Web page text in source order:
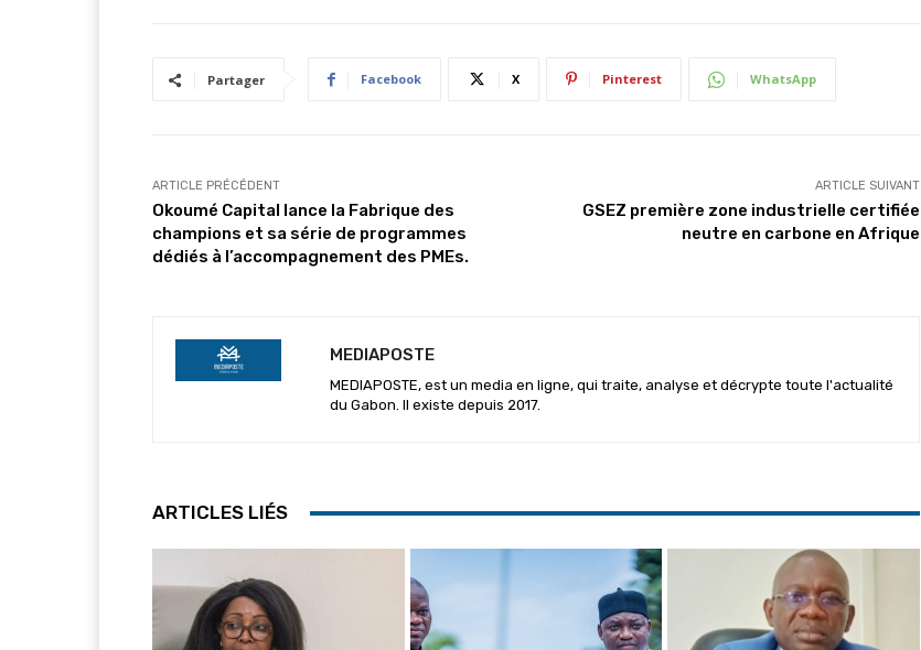
Partager Facebook X Pinterest WhatsApp
ARTICLE PRÉCÉDENT
Okoumé Capital lance la Fabrique des
champions et sa série de programmes
dédiés à l’accompagnement des PMEs.
ARTICLE SUIVANT
GSEZ première zone industrielle certifiée
neutre en carbone en Afrique
MEDIAPOSTE
MEDIAPOSTE, est un media en ligne, qui traite, analyse et décrypte toute l'actualité
du Gabon. Il existe depuis 2017.
ARTICLES LIÉS